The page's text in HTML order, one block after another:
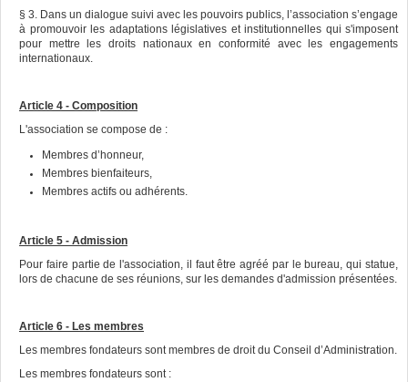
§ 3. Dans un dialogue suivi avec les pouvoirs publics, l’association s’engage
à promouvoir les adaptations législatives et institutionnelles qui s'imposent
pour mettre les droits nationaux en conformité avec les engagements
internationaux.
Article 4 - Composition
L'association se compose de :
Membres d’honneur,
Membres bienfaiteurs,
Membres actifs ou adhérents.
Article 5 - Admission
Pour faire partie de l'association, il faut être agréé par le bureau, qui statue,
lors de chacune de ses réunions, sur les demandes d'admission présentées.
Article 6 - Les membres
Les membres fondateurs sont membres de droit du Conseil d’Administration.
Les membres fondateurs sont :